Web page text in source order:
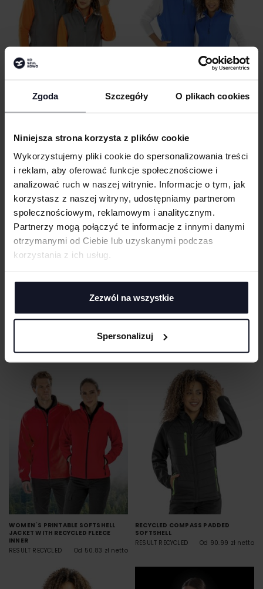
Zgoda Szczegóły O plikach cookies
Niniejsza strona korzysta z plików cookie
Wykorzystujemy pliki cookie do spersonalizowania treści
i reklam, aby oferować funkcje społecznościowe i
analizować ruch w naszej witrynie. Informacje o tym, jak
korzystasz z naszej witryny, udostępniamy partnerom
społecznościowym, reklamowym i analitycznym.
Partnerzy mogą połączyć te informacje z innymi danymi
otrzymanymi od Ciebie lub uzyskanymi podczas
korzystania z ich usług.
Zezwól na wszystkie
Spersonalizuj
MEN´S RECYCLED 2-LAYER PRINTABLE
RESULT RECYCLED
RECYCLED FLEECE POLARTHERMIC
Od 41.44 zł netto
MEN'S PRINTABLE SOFTSHELL
INNER
WOMEN´S PRINTABLE SOFTSHELL
JACKET WITH RECYCLED FLEECE
INNER
RESULT RECYCLED
Od 50.83 zł netto
RECYCLED COMPASS PADDED
SOFTSHELL
RESULT RECYCLED
Od 90.99 zł netto